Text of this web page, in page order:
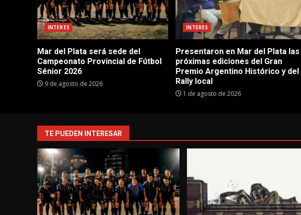
INTERES
Mar del Plata será sede del
Campeonato Provincial de Fútbol
Sénior 2026
9 de agosto de 2026
INTERES
Presentaron en Mar del Plata las
próximas ediciones del Gran
Premio Argentino Histórico y del
Rally local
1 de agosto de 2026
TE PUEDEN INTERESAR